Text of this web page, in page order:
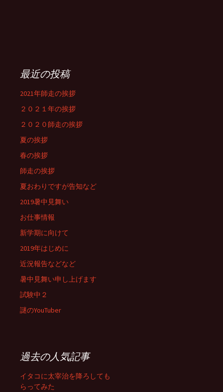
最近の投稿
2021年師走の挨拶
２０２１年の挨拶
２０２０師走の挨拶
夏の挨拶
春の挨拶
師走の挨拶
夏おわりですが告知など
2019暑中見舞い
お仕事情報
新学期に向けて
2019年はじめに
近況報告などなど
暑中見舞い申し上げます
試験中２
謎のYouTuber
過去の人気記事
イタコに太宰治を降ろしても
らってみた